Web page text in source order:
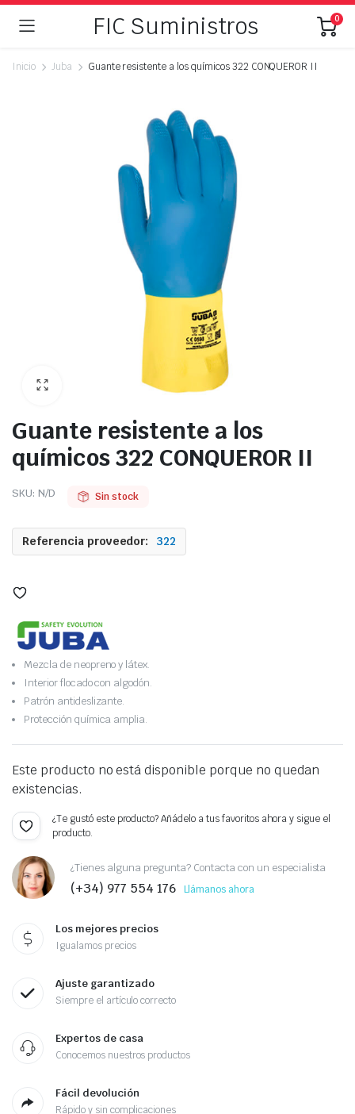
FIC Suministros 0
Inicio Juba Guante resistente a los químicos 322 CONQUEROR II
Guante resistente a los
químicos 322 CONQUEROR II
SKU: N/D Sin stock
Referencia proveedor: 322
Mezcla de neopreno y látex.
Interior flocado con algodón.
Patrón antideslizante.
Protección química amplia.
Este producto no está disponible porque no quedan
existencias.
¿Te gustó este producto? Añádelo a tus favoritos ahora y sigue el
producto.
¿Tienes alguna pregunta? Contacta con un especialista
(+34) 977 554 176 Llámanos ahora
Los mejores precios
Igualamos precios
Ajuste garantizado
Siempre el artículo correcto
Expertos de casa
Conocemos nuestros productos
Fácil devolución
Rápido y sin complicaciones